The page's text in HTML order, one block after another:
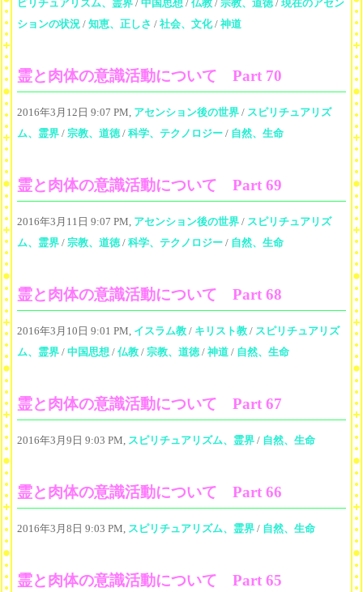
ピリチュアリズム、霊界 / 中国思想 / 仏教 / 宗教、道徳/ 現在のアセン
ションの状況 / 知恵、正しさ / 社会、文化/ 神道
霊と肉体の意識活動について Part 70
2016年3月12日 9:07 PM, アセンション後の世界 / スピリチュアリズ
ム、霊界 / 宗教、道徳/ 科学、テクノロジー / 自然、生命
霊と肉体の意識活動について Part 69
2016年3月11日 9:07 PM, アセンション後の世界 / スピリチュアリズ
ム、霊界 / 宗教、道徳/ 科学、テクノロジー / 自然、生命
霊と肉体の意識活動について Part 68
2016年3月10日 9:01 PM, イスラム教 / キリスト教 / スピリチュアリズ
ム、霊界 / 中国思想 / 仏教 / 宗教、道徳/ 神道 / 自然、生命
霊と肉体の意識活動について Part 67
2016年3月9日 9:03 PM, スピリチュアリズム、霊界 / 自然、生命
霊と肉体の意識活動について Part 66
2016年3月8日 9:03 PM, スピリチュアリズム、霊界 / 自然、生命
霊と肉体の意識活動について Part 65